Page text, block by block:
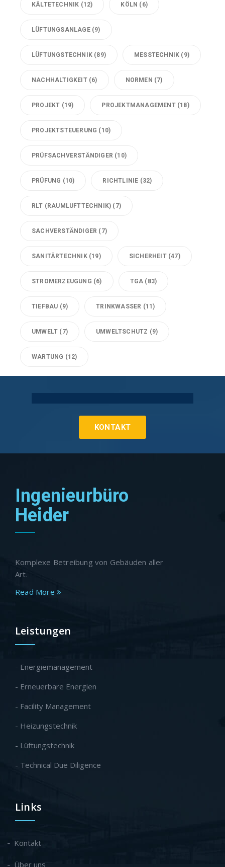
KÄLTETECHNIK (12) KÖLN (6)
LÜFTUNGSANLAGE(9)
LÜFTUNGSTECHNIK (89) MESSTECHNIK (9)
NACHHALTIGKEIT(6) NORMEN (7)
PROJEKT (19) PROJEKTMANAGEMENT(18)
PROJEKTSTEUERUNG (10)
PRÜFSACHVERSTÄNDIGER (10)
PRÜFUNG (10) RICHTLINIE (32)
RLT (RAUMLUFTTECHNIK) (7)
SACHVERSTÄNDIGER (7)
SANITÄRTECHNIK(19) SICHERHEIT(47)
STROMERZEUGUNG (6) TGA (83)
TIEFBAU (9) TRINKWASSER (11)
UMWELT (7) UMWELTSCHUTZ (9)
WARTUNG (12)
KONTAKT
Ingenieurbüro
Heider
Komplexe Betreibung von Gebäuden aller
Art.
Read More
Leistungen
- Energiemanagement
- Erneuerbare Energien
- Facility Management
- Heizungstechnik
- Lüftungstechnik
- Technical Due Diligence
Links
Kontakt
Über uns